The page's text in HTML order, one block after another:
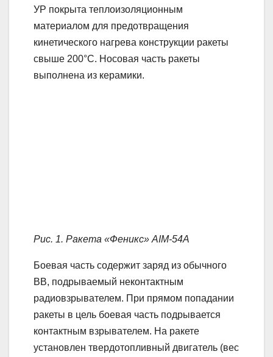
УР покрыта теплоизоляционным
материалом для предотвращения
кинетического нагрева конструкции ракеты
свыше 200°С. Носовая часть ракеты
выполнена из керамики.
Рис. 1. Ракета «Феникс» АIМ-54А
Боевая часть содержит заряд из обычного
ВВ, подрываемый неконтактным
радиовзрывателем. При прямом попадании
ракеты в цель боевая часть подрывается
контактным взрывателем. На ракете
установлен твердотопливный двигатель (вес